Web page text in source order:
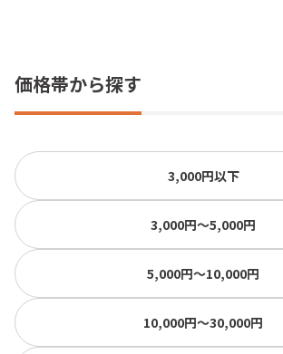
価格帯から探す
3,000円以下
3,000円〜5,000円
5,000円〜10,000円
10,000円〜30,000円